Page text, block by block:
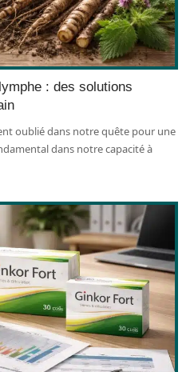
: des solutions
oublié dans notre quête pour une
dans notre capacité à